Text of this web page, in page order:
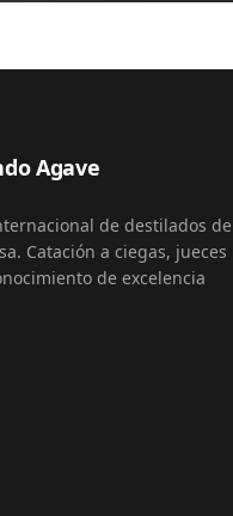
Agave
de destilados de
Catación a ciegas, jueces
de excelencia